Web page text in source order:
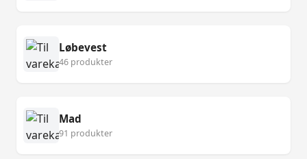
Løbevest
46 produkter
Mad
91 produkter